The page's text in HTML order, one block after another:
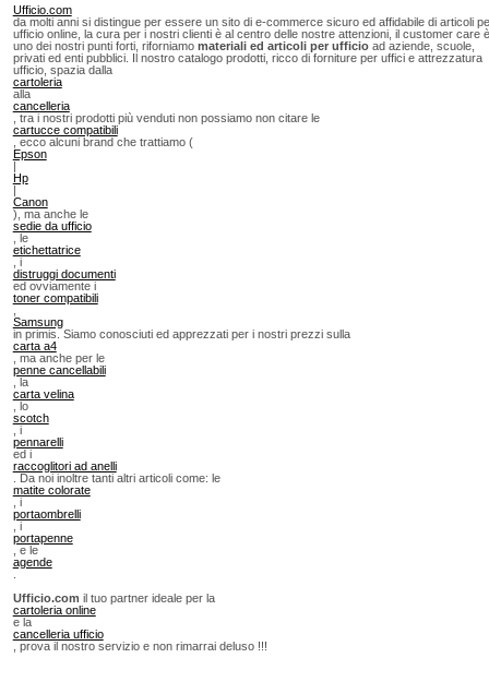
Ufficio.com
da molti anni si distingue per essere un sito di e-commerce sicuro ed affidabile di articoli
ufficio online, la cura per i nostri clienti è al centro delle nostre attenzioni, il customer care è
uno dei nostri punti forti, riforniamo materiali ed articoli per ufficioad aziende, scuole,
privati ed enti pubblici. Il nostro catalogo prodotti, ricco di forniture per uffici e attrezzatura
ufficio, spazia dalla
cartoleria
alla
cancelleria
, tra i nostri prodotti più venduti non possiamo non citare le
cartucce compatibili
, ecco alcuni brand che trattiamo (
Epson
|
Hp
|
Canon
), ma anche le
sedie da ufficio
, le
etichettatrice
, i
distruggi documenti
ed ovviamente i
toner compatibili
Samsung
in primis. Siamo conosciuti ed apprezzati per i nostri prezzi sulla
carta a4
, ma anche per le
penne cancellabili
, la
carta velina
, lo
scotch
, i
pennarelli
ed i
raccoglitori ad anelli
. Da noi inoltre tanti altri articoli come: le
matite colorate
, i
portaombrelli
, i
portapenne
, e le
agende
Ufficio.com il tuo partner ideale per la
cartoleria online
e la
cancelleria ufficio
, prova il nostro servizio e non rimarrai deluso !!!